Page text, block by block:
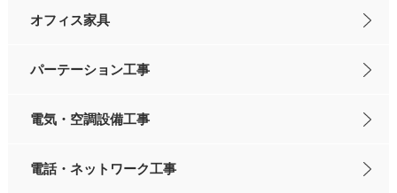
オフィス家具
パーテーション工事
電気・空調設備工事
電話・ネットワーク工事